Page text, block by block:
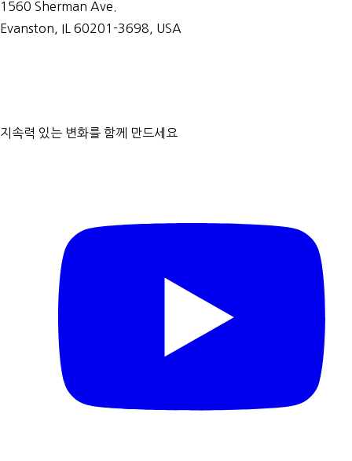
1560 Sherman Ave.
Evanston, IL 60201-3698, USA
지속력 있는 변화를 함께 만드세요